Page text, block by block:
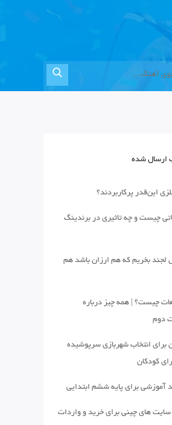
ارسال شده
این‌قدر پرکاربردند؟
چیست و چه تاثیری در برندینگ
لجند بخریم که هم ارزان باشد هم
چیست؟ | همه چیز درباره
دوم
برای انتخاب شهربازی سرپوشیده
کودکان
برای پایه ششم ابتدایی
سایت های چینی برای خرید و واردات